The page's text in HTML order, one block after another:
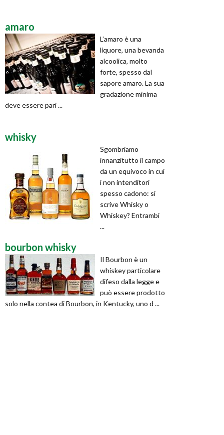
amaro
L’amaro è una
liquore, una bevanda
alcoolica, molto
forte, spesso dal
sapore amaro. La sua
gradazione minima
deve essere pari ...
whisky
Sgombriamo
innanzitutto il campo
da un equivoco in cui
i non intenditori
spesso cadono: si
scrive Whisky o
Whiskey? Entrambi
...
bourbon whisky
Il Bourbon è un
whiskey particolare
difeso dalla legge e
può essere prodotto
solo nella contea di Bourbon, in Kentucky, uno d ...